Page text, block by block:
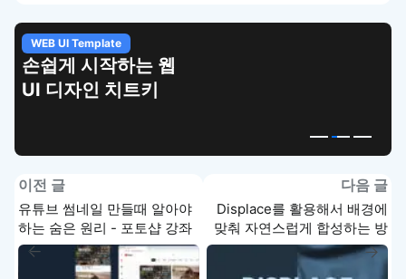
WEB UI Template
손쉽게 시작하는 웹
UI 디자인 치트키
이전 글
유튜브 썸네일 만들때 알아야
하는 숨은 원리 - 포토샵 강좌
실전
다음 글
Displace를 활용해서 배경에
맞춰 자연스럽게 합성하는 방
법 - 포토샵 강좌 실전